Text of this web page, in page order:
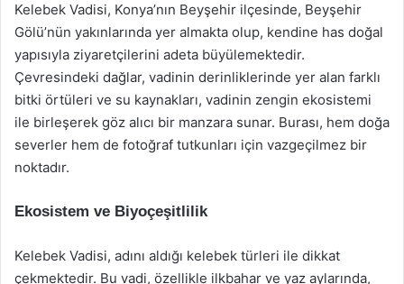
Kelebek Vadisi, Konya’nın Beyşehir ilçesinde, Beyşehir
Gölü’nün yakınlarında yer almakta olup, kendine has doğal
yapısıyla ziyaretçilerini adeta büyülemektedir.
Çevresindeki dağlar, vadinin derinliklerinde yer alan farklı
bitki örtüleri ve su kaynakları, vadinin zengin ekosistemi
ile birleşerek göz alıcı bir manzara sunar. Burası, hem doğa
severler hem de fotoğraf tutkunları için vazgeçilmez bir
noktadır.
Ekosistem ve Biyoçeşitlilik
Kelebek Vadisi, adını aldığı kelebek türleri ile dikkat
çekmektedir. Bu vadi, özellikle ilkbahar ve yaz aylarında,